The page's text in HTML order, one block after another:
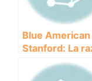
Blue American
Stanford: La
canina de
todo el mundo